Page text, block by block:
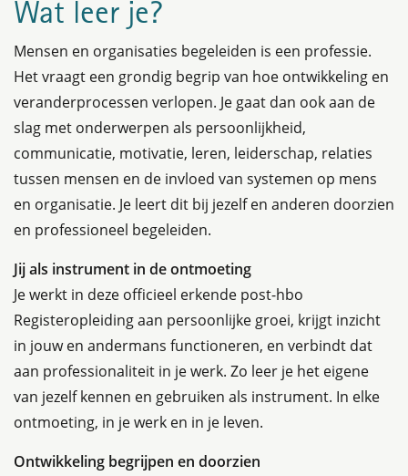
Wat leer je?
Mensen en organisaties begeleiden is een professie.
Het vraagt een grondig begrip van hoe ontwikkeling en
veranderprocessen verlopen. Je gaat dan ook aan de
slag met onderwerpen als persoonlijkheid,
communicatie, motivatie, leren, leiderschap, relaties
tussen mensen en de invloed van systemen op mens
en organisatie. Je leert dit bij jezelf en anderen doorzien
en professioneel begeleiden.
Jij als instrument in de ontmoeting
Je werkt in deze officieel erkende post-hbo
Registeropleiding aan persoonlijke groei, krijgt inzicht
in jouw en andermans functioneren, en verbindt dat
aan professionaliteit in je werk. Zo leer je het eigene
van jezelf kennen en gebruiken als instrument. In elke
ontmoeting, in je werk en in je leven.
Ontwikkeling begrijpen en doorzien